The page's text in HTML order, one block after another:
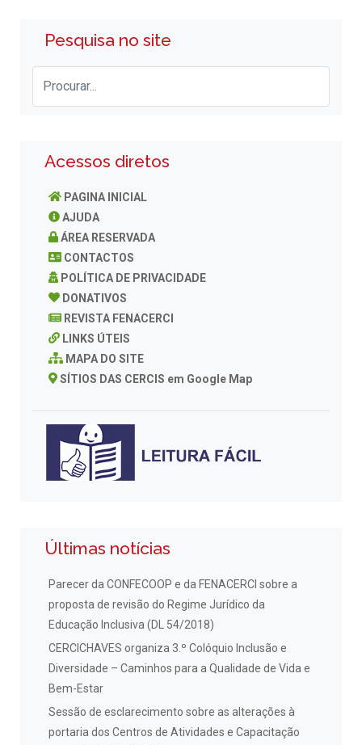
Pesquisa no site
Acessos diretos
PAGINA INICIAL
AJUDA
ÁREA RESERVADA
CONTACTOS
POLÍTICA DE PRIVACIDADE
DONATIVOS
REVISTA FENACERCI
LINKS ÚTEIS
MAPA DO SITE
SÍTIOS DAS CERCIS em Google Map
Últimas notícias
Parecer da CONFECOOP e da FENACERCI sobre a
proposta de revisão do Regime Jurídico da
Educação Inclusiva (DL 54/2018)
CERCICHAVES organiza 3.º Colóquio Inclusão e
Diversidade – Caminhos para a Qualidade de Vida e
Bem-Estar
Sessão de esclarecimento sobre as alterações à
portaria dos Centros de Atividades e Capacitação